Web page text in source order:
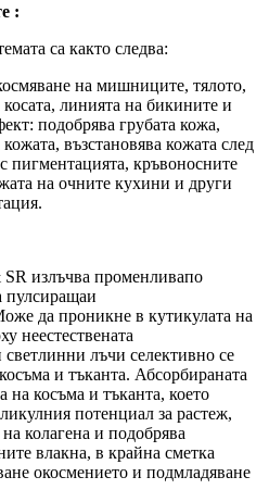
:
са както следва:
на мишниците, тялото,
линията на бикините и
подобрява грубата кожа,
възстановява кожата след
пигментацията, кръвоносните
на очните кухини и други
излъчва променливапо
пулсиращаи
да проникне в кутикулата на
неестествената
лъчи селективно се
и тъканта. Абсорбираната
на косъма и тъканта, което
потенциал за растеж,
колагена и подобрява
влакна, в крайна сметка
окосмението и подмладяване